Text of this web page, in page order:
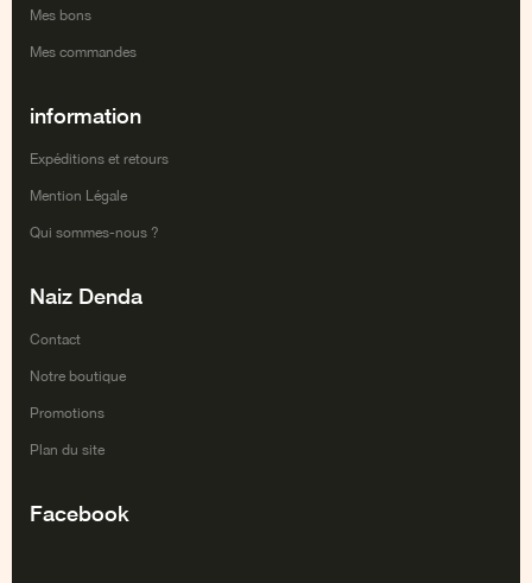
Mes bons
Mes commandes
information
Expéditions et retours
Mention Légale
Qui sommes-nous ?
Naiz Denda
Contact
Notre boutique
Promotions
Plan du site
Facebook